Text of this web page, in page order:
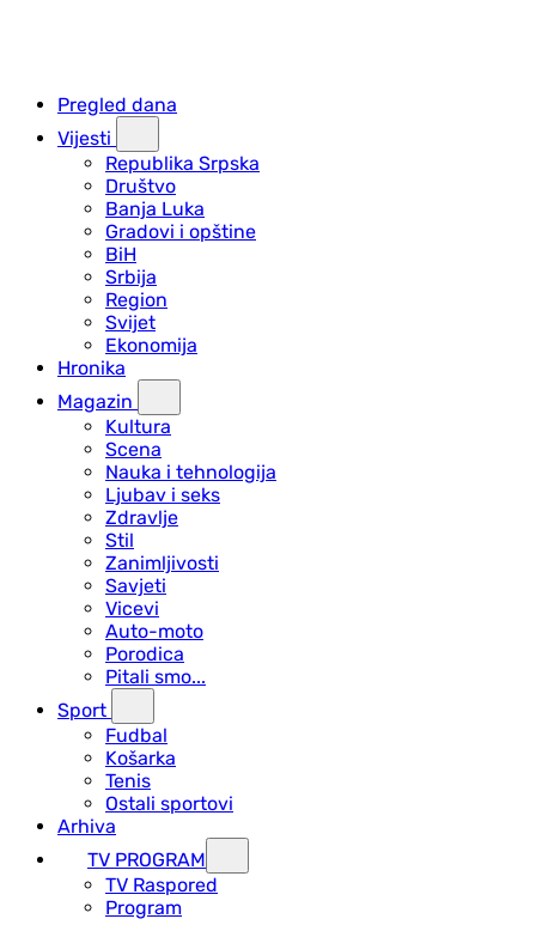
Pregled dana
Vijesti
Republika Srpska
Društvo
Banja Luka
Gradovi i opštine
BiH
Srbija
Region
Svijet
Ekonomija
Hronika
Magazin
Kultura
Scena
Nauka i tehnologija
Ljubav i seks
Zdravlje
Stil
Zanimljivosti
Savjeti
Vicevi
Auto-moto
Porodica
Pitali smo...
Sport
Fudbal
Košarka
Tenis
Ostali sportovi
Arhiva
TV PROGRAM
ТV Raspored
Program